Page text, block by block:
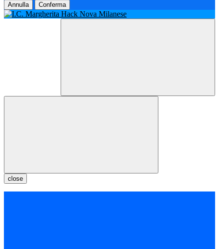
Annulla Conferma
close